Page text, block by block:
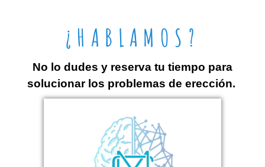
¿HABLAMOS?
No lo dudes y reserva tu tiempo para
solucionar los problemas de erección.